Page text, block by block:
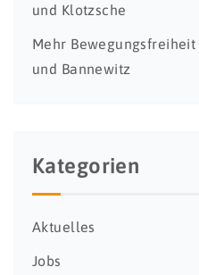
und Klotzsche
Mehr
und Bannewitz
Kategorien
Aktuelles
Jobs